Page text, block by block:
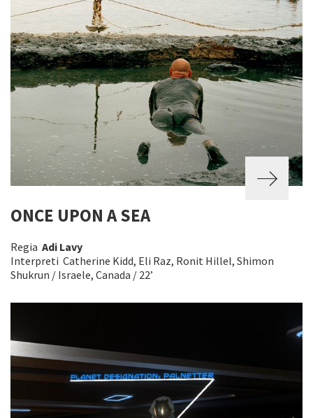
ONCE UPON A SEA
Regia Adi Lavy
Interpreti Catherine Kidd, Eli Raz, Ronit Hillel, Shimon
Shukrun / Israele, Canada / 22’